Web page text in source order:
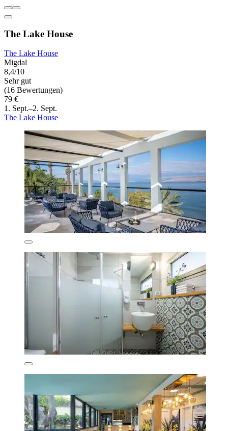
The Lake House
The Lake House
Migdal
8,4/10
Sehr gut
(16 Bewertungen)
79 €
1. Sept.–2. Sept.
The Lake House